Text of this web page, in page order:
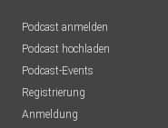
Podcast anmelden
Podcast hochladen
Podcast-Events
Registrierung
Anmeldung